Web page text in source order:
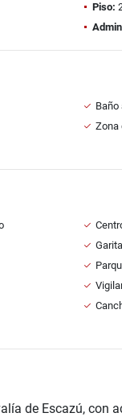
Piso:
Baño
Zona
de Escazú, con